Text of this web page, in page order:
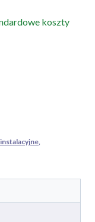
koszty
instalacyjne